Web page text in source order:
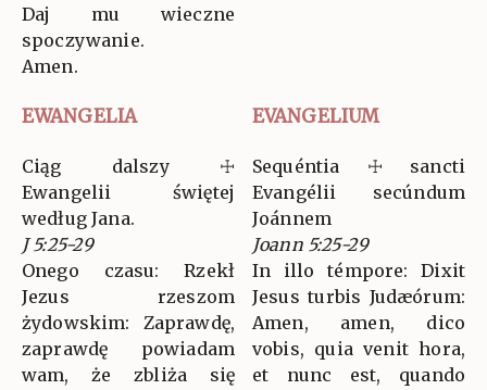
Daj mu wieczne
spoczywanie.
Amen.
EWANGELIA EVANGELIUM
Ciąg dalszy ☩
Ewangelii świętej
według Jana.
J 5:25-29
Onego czasu: Rzekł
Jezus rzeszom
żydowskim: Zaprawdę,
zaprawdę powiadam
wam, że zbliża się
Sequéntia ☩ sancti
Evangélii secúndum
Joánnem
Joann 5:25-29
In illo témpore: Dixit
Jesus turbis Judæórum:
Amen, amen, dico
vobis, quia venit hora,
et nunc est, quando